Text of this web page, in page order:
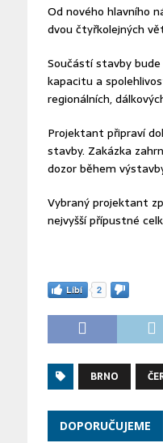
Od nového hlavního
dvou čtyřkolejných
Součástí stavby
kapacitu a
regionálních,
Projektant připraví
stavby. Zakázka
dozor během
Vybraný projektant
nejvyšší přípustné
Líbí 2
BRNO
DOPORUČUJEME